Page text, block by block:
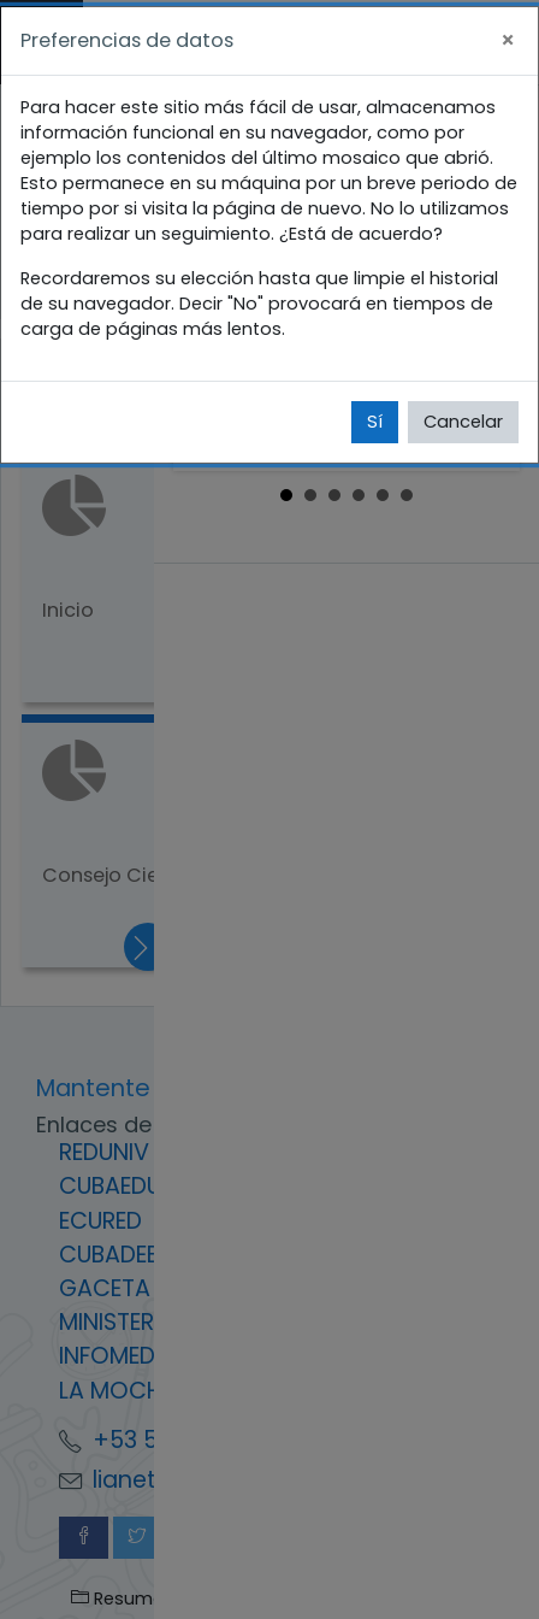
Panel lateralEn este momento está usando el acceso
para invitados ( Acceder)
Salta al contenido principal
Facultad de Lenguas
Extranjeras
Página Principal Cursos
Inicio
Consejo Científico
Mantente en contacto
Enlaces de Interés
REDUNIV
CUBAEDUCA
ECURED
CUBADEBATE
GACETA OFICIAL
MINISTERIO EDUCACIÓN SUPERIOR
INFOMED
LA MOCHILA
+53 59932432 +53 72601188
lianetgh@ucpejv.edu.cu
Resumen de retención de datos
Preferencias de datos ×
Para hacer este sitio más fácil de usar, almacenamos
información funcional en su navegador, como por
ejemplo los contenidos del último mosaico que abrió.
Esto permanece en su máquina por un breve periodo de
tiempo por si visita la página de nuevo. No lo utilizamos
para realizar un seguimiento. ¿Está de acuerdo?
Recordaremos su elección hasta que limpie el historial
de su navegador. Decir "No" provocará en tiempos de
carga de páginas más lentos.
Sí Cancelar